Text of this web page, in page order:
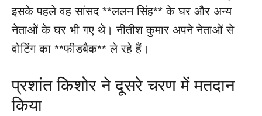
इसके पहले वह सांसद **ललन सिंह** के घर और अन्य
नेताओं के घर भी गए थे। नीतीश कुमार अपने नेताओं से
वोटिंग का **फीडबैक** ले रहे हैं।
प्रशांत किशोर ने दूसरे चरण में मतदान
किया